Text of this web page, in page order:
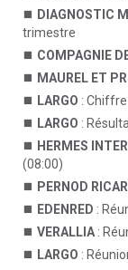
DIAGNOSTIC
trimestre
COMPAGNIE
MAUREL ET
LARGO :
LARGO :
HERMES
(08:00)
PERNOD
EDENRED :
VERALLIA :
LARGO :